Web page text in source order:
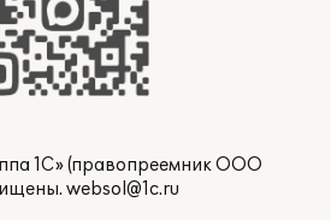
1С» (правопреемник ООО
websol@1c.ru